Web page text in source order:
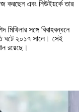
করছেন এবং নিউইয়র্কে তার
সঙ্গে বিবাহবন্ধনে
ঘটে ২০১৭ সালে। সেই
রয়েছে।